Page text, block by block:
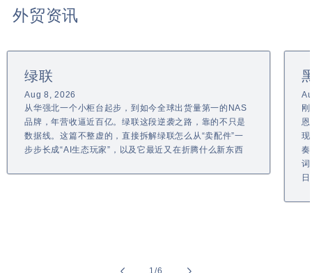
外贸资讯
绿联
Aug 8, 2026
从华强北一个小柜台起步，到如今全球出货量第一的NAS
品牌，年营收逼近百亿。绿联这段逆袭之路，靠的不只是
数据线。这篇不整虚的，直接拆解绿联怎么从“卖配件”一
步步长成“AI生态玩家”，以及它最近又在折腾什么新东西
恩
现
奏
词
1/of
6